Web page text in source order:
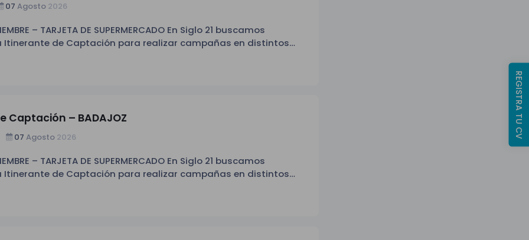
07 Agosto 2026
DE SUPERMERCADO En Siglo 21 buscamos
de Captación para realizar campañas en distintos
de socios en diferentes
completas a la semana,– BADAJOZ
07 Agosto 2026
DE SUPERMERCADO En Siglo 21 buscamos
de Captación para realizar campañas en distintos
de socios en diferentes
REGISTRA TU CV